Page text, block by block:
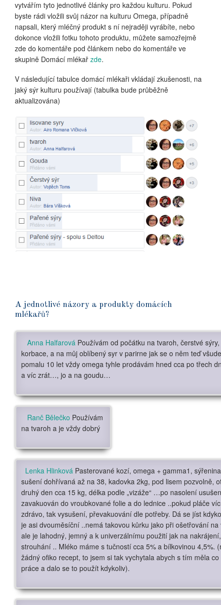
vytvářím tyto jednotlivé články pro každou kulturu. Pokud
byste rádi vložili svůj názor na kulturu Omega, případně
napsali, který mléčný produkt s ní nejraději vyrábíte, nebo
dokonce vložili fotku tohoto produktu, můžete samozřejmě
zde do komentáře pod článkem nebo do komentáře ve
skupině Domácí mlékař zde.
V následující tabulce domácí mlékaři vkládají zkušenosti, na
jaký sýr kulturu používají (tabulka bude průběžně
aktualizována)
A jednotlivé názory a produkty domácích
mlékařů?
Anna Halfarová Používám od počátku na tvaroh, čerstvé
korbace, a na můj oblíbený syr v parirne jak se o něm teď
pomalu 10 let vždy omega tyhle prodávám hned cca po třech
a víc zrát…, jo a na goudu…
Ranč Bělečko Používám
na tvaroh a je vždy dobrý
Lenka Hlinková Pasterované kozí, omega + gamma1,
sušení dohřívaná až na 38, kadovka 2kg, pod lisem pozvolně,
druhý den cca 15 kg, délka podle „vizáže“ …po nasolení
zavakuován do vroubkované folie a do lednice ..pokud pláče
zdrávo, tak vysušení, převakuování dle potřeby. Dá se jíst
je asi dvouměsíční ..nemá takovou kůrku jako při ošetřování na
ale je lahodný, jemný a k univerzálnímu použití jak na
strouhání .. Mléko máme s tučností cca 5% a bílkovinou 4,5%.
žádný ofiko recept, to jsem si tak vychytala abych s tím měla
práce a dalo se to použít kdykoliv).